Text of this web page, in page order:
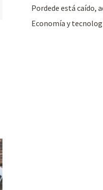
Pordede está caído,
Economía y